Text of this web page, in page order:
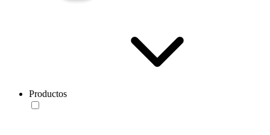
Productos